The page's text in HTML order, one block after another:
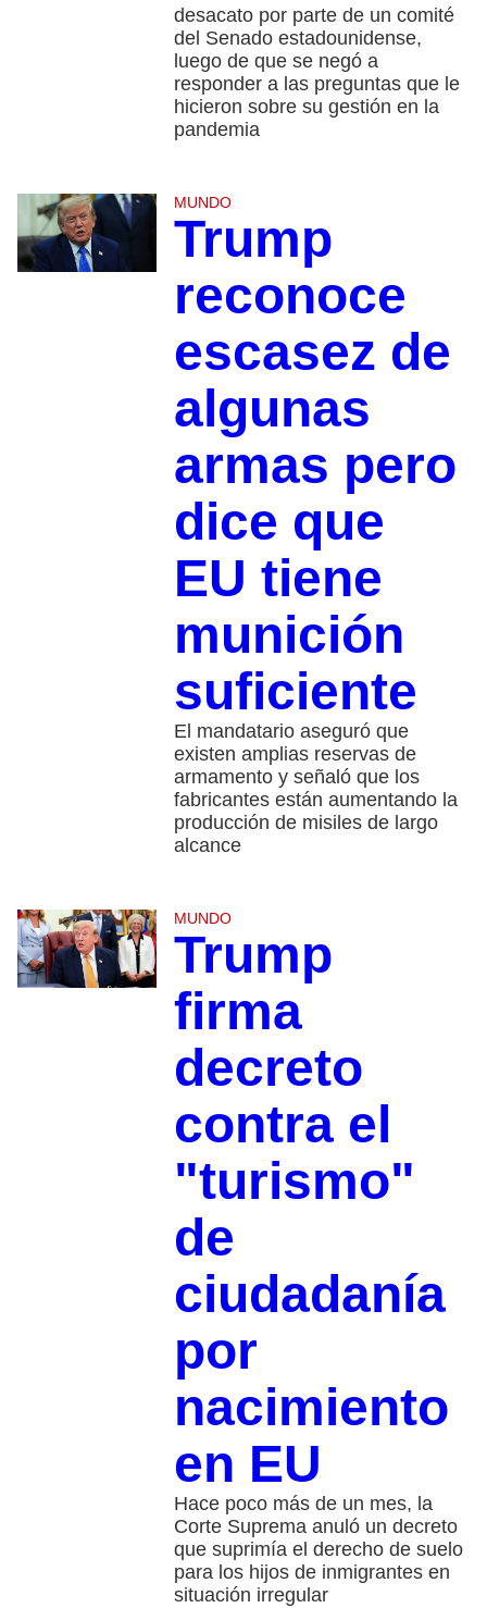
desacato por parte de un comité
del Senado estadounidense,
luego de que se negó a
responder a las preguntas que le
hicieron sobre su gestión en la
pandemia
MUNDO
Trump
reconoce
escasez de
algunas
armas pero
dice que
EU tiene
munición
suficiente
El mandatario aseguró que
existen amplias reservas de
armamento y señaló que los
fabricantes están aumentando la
producción de misiles de largo
alcance
MUNDO
Trump
firma
decreto
contra el
"turismo"
de
ciudadanía
por
nacimiento
en EU
Hace poco más de un mes, la
Corte Suprema anuló un decreto
que suprimía el derecho de suelo
para los hijos de inmigrantes en
situación irregular